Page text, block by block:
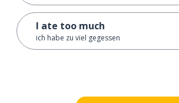
I ate too much
ich habe zu viel gegessen